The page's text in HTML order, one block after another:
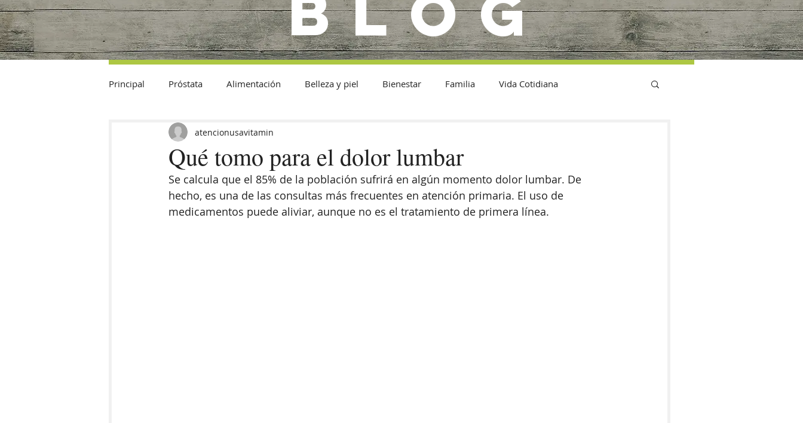
Principal Próstata Alimentación Belleza y piel Bienestar Familia Vida Cotidiana
Datos Curiosos
Qué tomo para el dolor lumbar
atencionusavitamin
Se calcula que el 85% de la población sufrirá en algún momento dolor lumbar. De
hecho, es una de las consultas más frecuentes en atención primaria. El uso de
medicamentos puede aliviar, aunque no es el tratamiento de primera línea.